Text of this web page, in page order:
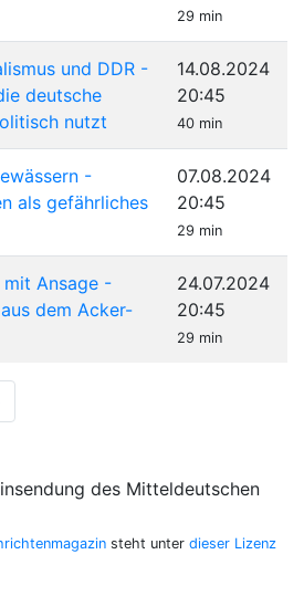
29 min
und DDR -
deutsche
nutzt
14.08.2024
20:45
40 min
-
als gefährliches
07.08.2024
20:45
29 min
Ansage -
dem Acker-
24.07.2024
20:45
29 min
des Mitteldeutschen
steht unter dieser Lizenz